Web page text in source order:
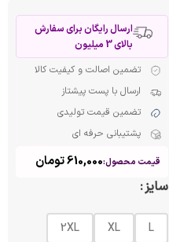
ارسال رایگان برای سفارش
بالای 3 میلیون
تضمین اصالت و کیفیت کالا
ارسال با پست پیشتاز
تضمین قیمت تولیدی
پشتیبانی حرفه ای
قیمت محصول:610,000تومان
سایز
L
XL
2XL